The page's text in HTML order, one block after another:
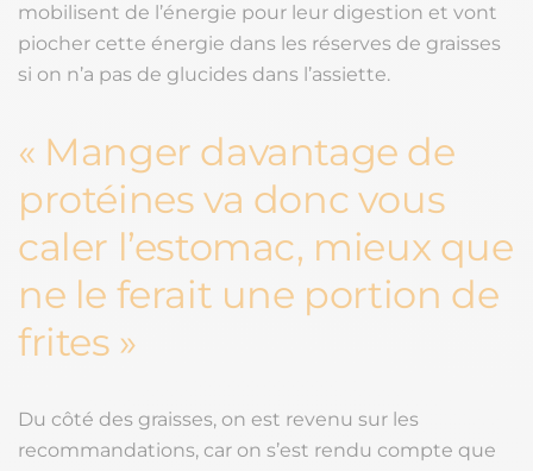
mobilisent de l’énergie pour leur digestion et vont
piocher cette énergie dans les réserves de graisses
si on n’a pas de glucides dans l’assiette.
Manger davantage de
protéines va donc vous
caler l’estomac, mieux que
ne le ferait une portion de
frites
Du côté des graisses, on est revenu sur les
recommandations, car on s’est rendu compte que